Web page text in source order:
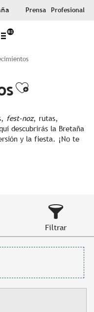
Prensa Profesional
Ajouter
fest-noz, rutas,
descubrirás la Bretaña
y la fiesta. ¡No te
Filtrar